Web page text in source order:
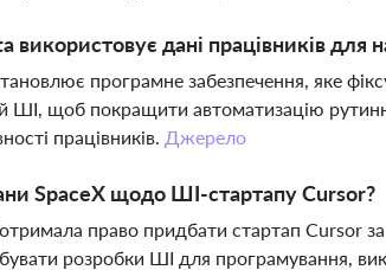
використовує дані працівників для
програмне забезпечення, яке
ШІ, щоб покращити автоматизацію
працівників. Джерело
SpaceX щодо ШІ-стартапу Cursor?
право придбати стартап Cursor
розробки ШІ для програмування,